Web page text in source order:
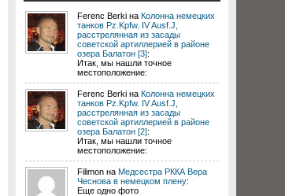
Ferenc Berki на Колонна немецких
танков Pz.Kpfw. IV Ausf.J,
расстрелянная из засады
советской артиллерией в районе
озера Балатон [3]:
Итак, мы нашли точное
местоположение:
Ferenc Berki на Колонна немецких
танков Pz.Kpfw. IV Ausf.J,
расстрелянная из засады
советской артиллерией в районе
озера Балатон [2]:
Итак, мы нашли точное
местоположение:
Filimon на Медсестра РККА Вера
Чеснова в немецком плену:
Еще одно фото